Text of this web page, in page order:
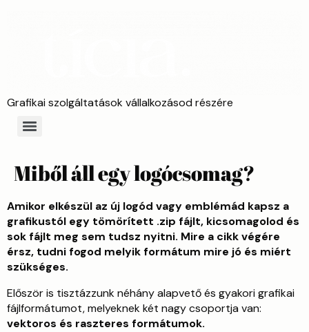
Grafikai szolgáltatások vállalkozásod részére
Miből áll egy logócsomag?
Amikor elkészül az új logód vagy emblémád kapsz a
grafikustól egy tömörített .zip fájlt, kicsomagolod és
sok fájlt meg sem tudsz nyitni. Mire a cikk végére
érsz, tudni fogod melyik formátum mire jó és miért
szükséges.
Először is tisztázzunk néhány alapvető és gyakori grafikai
fájlformátumot, melyeknek két nagy csoportja van:
vektoros és raszteres formátumok.